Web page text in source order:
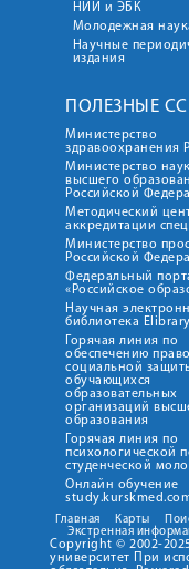
НИИ и ЭБК
Молодежная
Научные
издания
ПОЛЕЗНЫЕ
Министерство
здравоохранения
Министерство
высшего
Российской
Методический
аккредитации
Министерство
Российской
Федеральный
«Российское
Научная
библиотека Elibrary
Горячая линия по
обеспечению
социальной
обучающихся
образовательных
организаций
образования
Горячая линия по
психологической
студенческой
Онлайн обучение
Главная Карты
Экстренная
Copyright © 2002-
университет При